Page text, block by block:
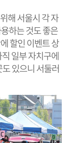
해 서울시 각 자
하는 것도 좋은
할인 이벤트 상
일부 자치구에
있으니 서둘러